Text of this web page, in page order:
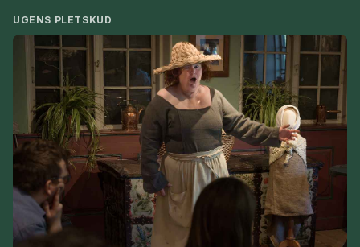
UGENS PLETSKUD